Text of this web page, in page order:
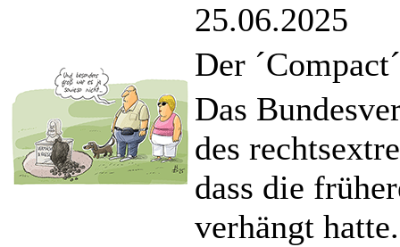
25.06.2025
Der
Das
des
dass die
verhängt hatte.